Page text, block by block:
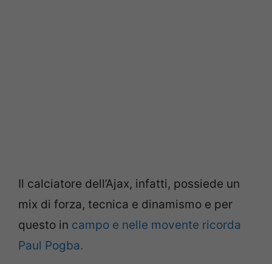
Il calciatore dell’Ajax, infatti, possiede un
mix di forza, tecnica e dinamismo e per
questo in campo e nelle movente ricorda
Paul Pogba.